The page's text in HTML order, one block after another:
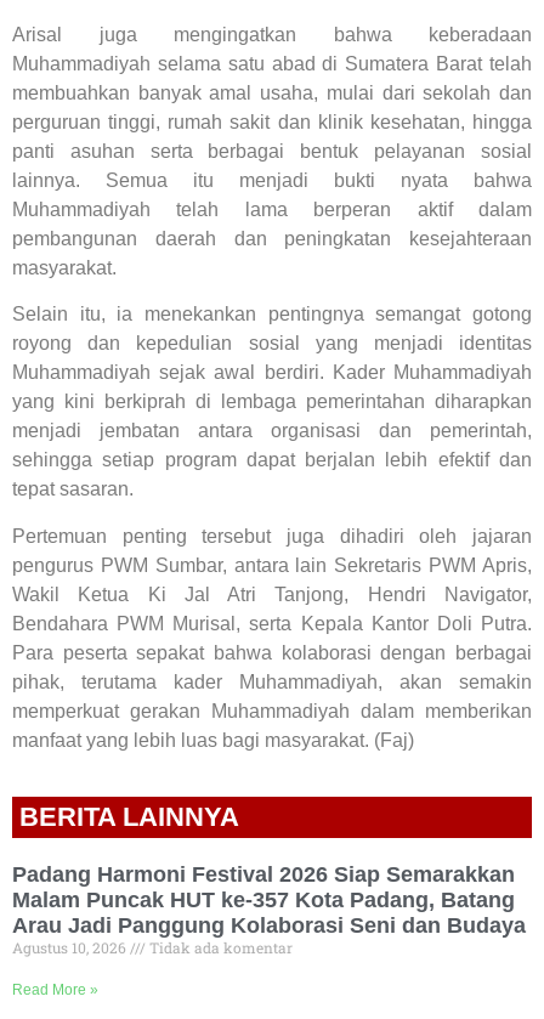
Arisal juga mengingatkan bahwa keberadaan
Muhammadiyah selama satu abad di Sumatera Barat telah
membuahkan banyak amal usaha, mulai dari sekolah dan
perguruan tinggi, rumah sakit dan klinik kesehatan, hingga
panti asuhan serta berbagai bentuk pelayanan sosial
lainnya. Semua itu menjadi bukti nyata bahwa
Muhammadiyah telah lama berperan aktif dalam
pembangunan daerah dan peningkatan kesejahteraan
masyarakat.
Selain itu, ia menekankan pentingnya semangat gotong
royong dan kepedulian sosial yang menjadi identitas
Muhammadiyah sejak awal berdiri. Kader Muhammadiyah
yang kini berkiprah di lembaga pemerintahan diharapkan
menjadi jembatan antara organisasi dan pemerintah,
sehingga setiap program dapat berjalan lebih efektif dan
tepat sasaran.
Pertemuan penting tersebut juga dihadiri oleh jajaran
pengurus PWM Sumbar, antara lain Sekretaris PWM Apris,
Wakil Ketua Ki Jal Atri Tanjong, Hendri Navigator,
Bendahara PWM Murisal, serta Kepala Kantor Doli Putra.
Para peserta sepakat bahwa kolaborasi dengan berbagai
pihak, terutama kader Muhammadiyah, akan semakin
memperkuat gerakan Muhammadiyah dalam memberikan
manfaat yang lebih luas bagi masyarakat. (Faj)
BERITA LAINNYA
Padang Harmoni Festival 2026 Siap Semarakkan
Malam Puncak HUT ke-357 Kota Padang, Batang
Arau Jadi Panggung Kolaborasi Seni dan Budaya
Agustus 10, 2026 Tidak ada komentar
Read More »